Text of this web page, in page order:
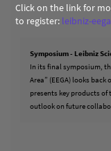
Click on the link for
to register: leibniz-
Symposium - Leibniz
In its final symposium,
Area” (EEGA) looks back
presents key products
outlook on future